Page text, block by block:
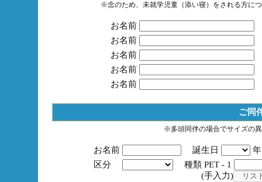
※念のため、未就学児童（添い寝）をされる方に
お名前
お名前
お名前
お名前
お名前
ご同
※多頭同伴の場合でサイズの
お名前 誕生日
区分
種類 PET - 1
(手入力)